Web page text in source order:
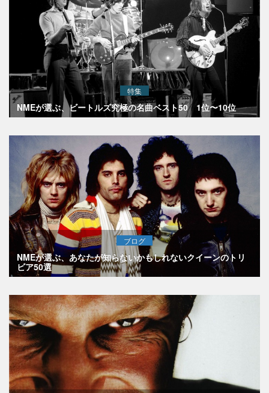
特集
NMEが選ぶ、ビートルズ究極の名曲ベスト50 1位〜10位
ブログ
NMEが選ぶ、あなたが知らないかもしれないクイーンのトリ
ビア50選